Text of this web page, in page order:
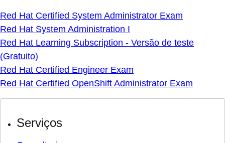
Red Hat Certified System Administrator Exam
Red Hat System Administration I
Red Hat Learning Subscription - Versão de teste
(Gratuito)
Red Hat Certified Engineer Exam
Red Hat Certified OpenShift Administrator Exam
Serviços